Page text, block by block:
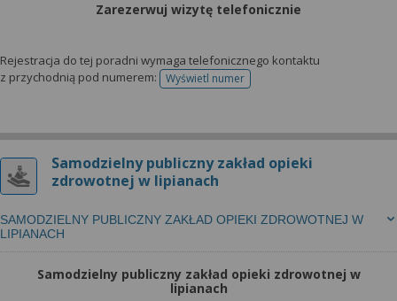
Zarezerwuj wizytę telefonicznie
Rejestracja do tej poradni wymaga telefonicznego kontaktu
z przychodnią pod numerem:
Wyświetl numertelefonu do rejestracji
Samodzielny publiczny zakład opieki
zdrowotnej w lipianach
SAMODZIELNY PUBLICZNY ZAKŁAD OPIEKI ZDROWOTNEJ W
LIPIANACH
Samodzielny publiczny zakład opieki zdrowotnej w
lipianach